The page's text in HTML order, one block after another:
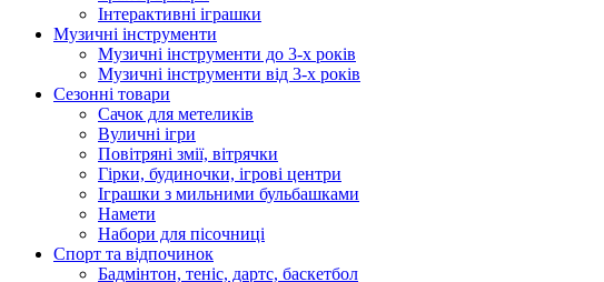
Інтерактивні іграшки
Музичні інструменти
Музичні інструменти до 3-х років
Музичні інструменти від 3-х років
Сезонні товари
Сачок для метеликів
Вуличні ігри
Повітряні змії, вітрячки
Гірки, будиночки, ігрові центри
Іграшки з мильними бульбашками
Намети
Набори для пісочниці
Спорт та відпочинок
Бадмінтон, теніс, дартс, баскетбол